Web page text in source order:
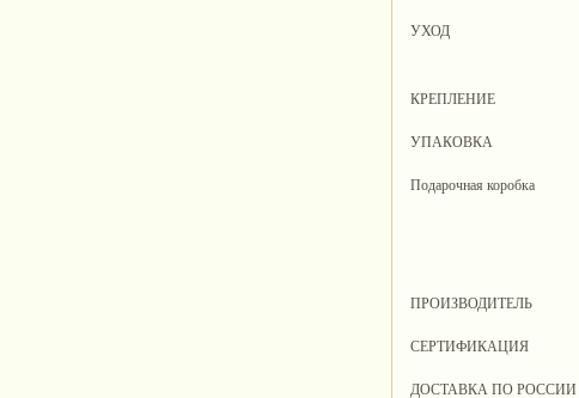
УХОД
КРЕПЛЕНИЕ
УПАКОВКА
Подарочная коробка
ПРОИЗВОДИТЕЛЬ
СЕРТИФИКАЦИЯ
ДОСТАВКА ПО РОССИИ